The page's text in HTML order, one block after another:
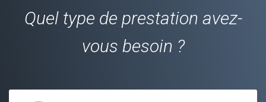
Quel type de prestation avez-
vous besoin ?